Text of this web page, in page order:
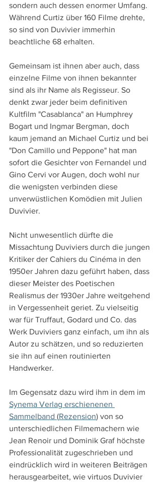
sondern auch dessen enormer Umfang.
Während Curtiz über 160 Filme drehte,
so sind von Duvivier immerhin
beachtliche 68 erhalten.
Gemeinsam ist ihnen aber auch, dass
einzelne Filme von ihnen bekannter
sind als ihr Name als Regisseur. So
denkt zwar jeder beim definitiven
Kultfilm "Casablanca" an Humphrey
Bogart und Ingmar Bergman, doch
kaum jemand an Michael Curtiz und bei
"Don Camillo und Peppone" hat man
sofort die Gesichter von Fernandel und
Gino Cervi vor Augen, doch wohl nur
die wenigsten verbinden diese
unverwüstlichen Komödien mit Julien
Duvivier.
Nicht unwesentlich dürfte die
Missachtung Duviviers durch die jungen
Kritiker der Cahiers du Cinéma in den
1950er Jahren dazu geführt haben, dass
dieser Meister des Poetischen
Realismus der 1930er Jahre weitgehend
in Vergessenheit geriet. Zu vielseitig
war für Truffaut, Godard und Co. das
Werk Duviviers ganz einfach, um ihn als
Autor zu schätzen, und so reduzierten
sie ihn auf einen routinierten
Handwerker.
Im Gegensatz dazu wird ihm in dem im
Synema Verlag erschienenen
Sammelband (Rezension) von so
unterschiedlichen Filmemachern wie
Jean Renoir und Dominik Graf höchste
Professionalität zugeschrieben und
eindrücklich wird in weiteren Beiträgen
herausgearbeitet, wie virtuos Duvivier